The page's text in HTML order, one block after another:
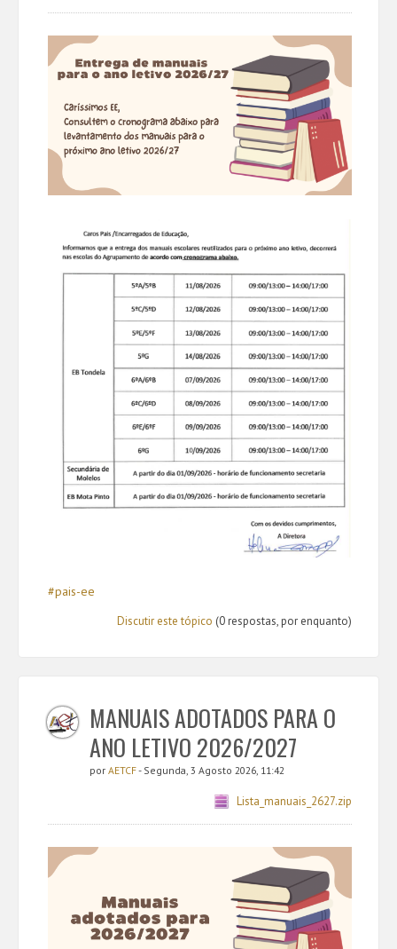
#pais-ee
Discutir este tópico (0 respostas, por enquanto)
MANUAIS ADOTADOS PARA O
ANO LETIVO 2026/2027
por AETCF- Segunda, 3 Agosto 2026, 11:42
Lista_manuais_2627.zip